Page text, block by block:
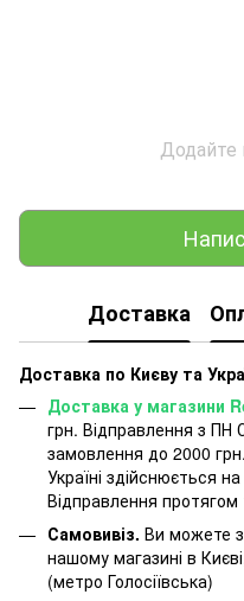
Додайте
Доставка
Доставка по Києву та
Доставка у магазини
грн. Відправлення з ПН
замовлення до 2000
Україні здійснюється
Відправлення протягом
Самовивіз. Ви можете
нашому магазині в
(метро Голосіївська)